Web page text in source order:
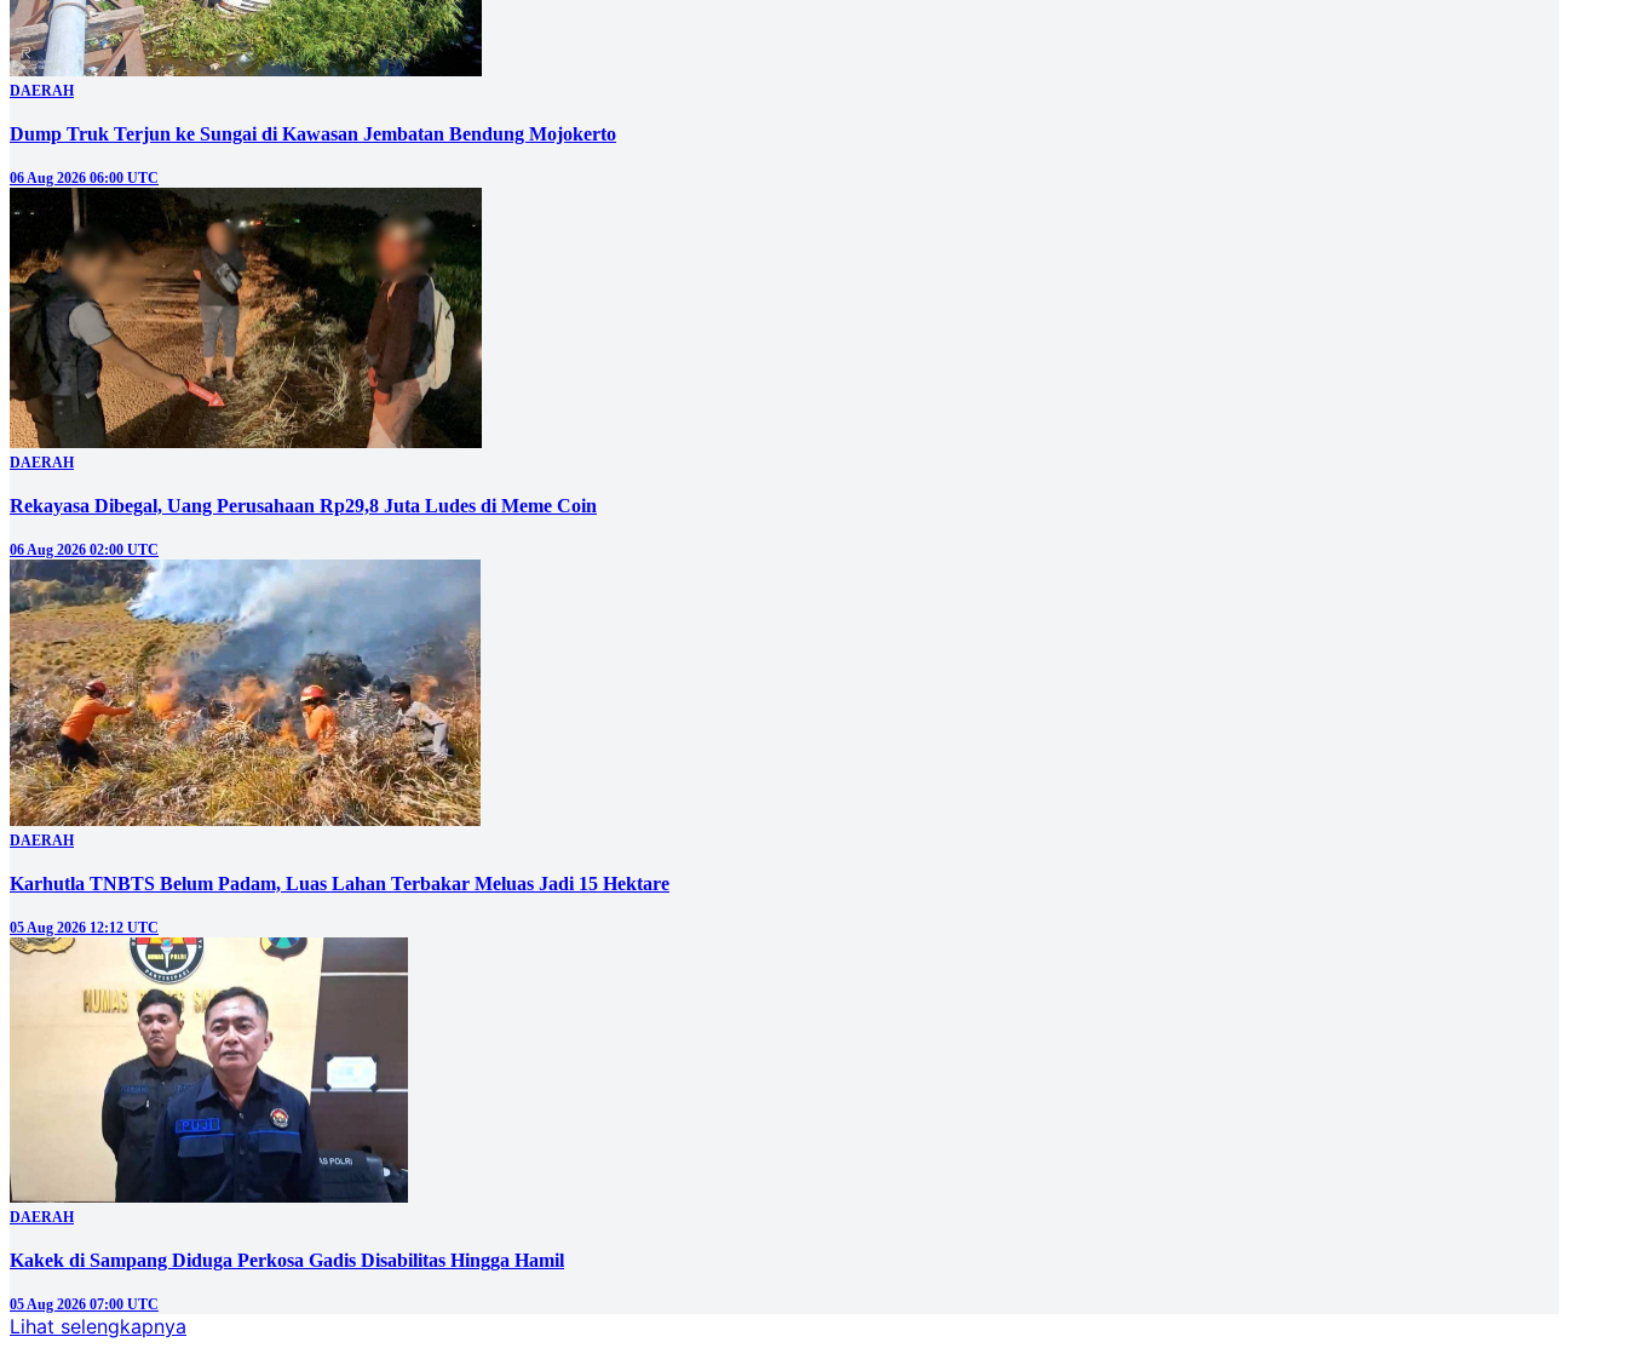
DAERAH
Dump Truk Terjun ke Sungai di Kawasan Jembatan Bendung Mojokerto
06 Aug 2026 06:00 UTC
DAERAH
Rekayasa Dibegal, Uang Perusahaan Rp29,8 Juta Ludes di Meme Coin
06 Aug 2026 02:00 UTC
DAERAH
Karhutla TNBTS Belum Padam, Luas Lahan Terbakar Meluas Jadi 15 Hektare
05 Aug 2026 12:12 UTC
DAERAH
Kakek di Sampang Diduga Perkosa Gadis Disabilitas Hingga Hamil
05 Aug 2026 07:00 UTC
Lihat selengkapnya